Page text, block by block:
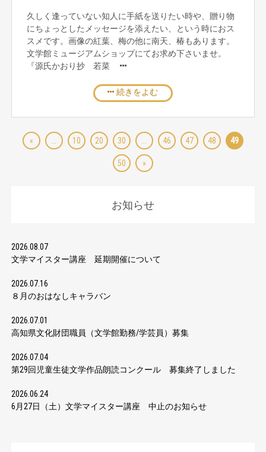
久しく逢っていない知人に手紙を送りたい時や、贈り物
にちょっとしたメッセージを添えたい、という時におス
スメです。画像の紅葉、梅の他に南天、椿もあります。
文学館ミュージアムショップにてお求め下さいませ。
『源氏かおり抄 若菜
続きをよむ
« ... 10 20 30 ... 46 47 48 49
50 »
お知らせ
2026.08.07
文学マイスター講座 延期開催について
2026.07.16
８月のおはなしキャラバン
2026.07.01
高知県文化財団職員（文学館勤務/学芸員）募集
2026.07.04
第29回児童生徒文学作品朗読コンクール 募集終了しました
2026.06.24
6月27日（土）文学マイスター講座 中止のお知らせ